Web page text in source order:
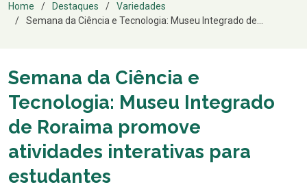
Home Destaques
Variedades
Semana da Ciência e Tecnologia: Museu Integrado de...
Semana da Ciência e
Tecnologia: Museu Integrado
de Roraima promove
atividades interativas para
estudantes